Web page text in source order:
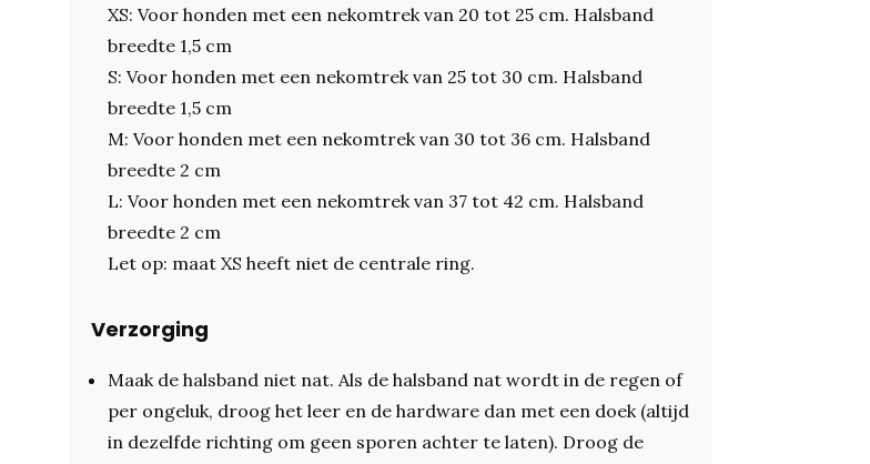
XS: Voor honden met een nekomtrek van 20 tot 25 cm. Halsband
breedte 1,5 cm
S: Voor honden met een nekomtrek van 25 tot 30 cm. Halsband
breedte 1,5 cm
M: Voor honden met een nekomtrek van 30 tot 36 cm. Halsband
breedte 2 cm
L: Voor honden met een nekomtrek van 37 tot 42 cm. Halsband
breedte 2 cm
Let op: maat XS heeft niet de centrale ring.
Verzorging
Maak de halsband niet nat. Als de halsband nat wordt in de regen of
per ongeluk, droog het leer en de hardware dan met een doek (altijd
in dezelfde richting om geen sporen achter te laten). Droog de